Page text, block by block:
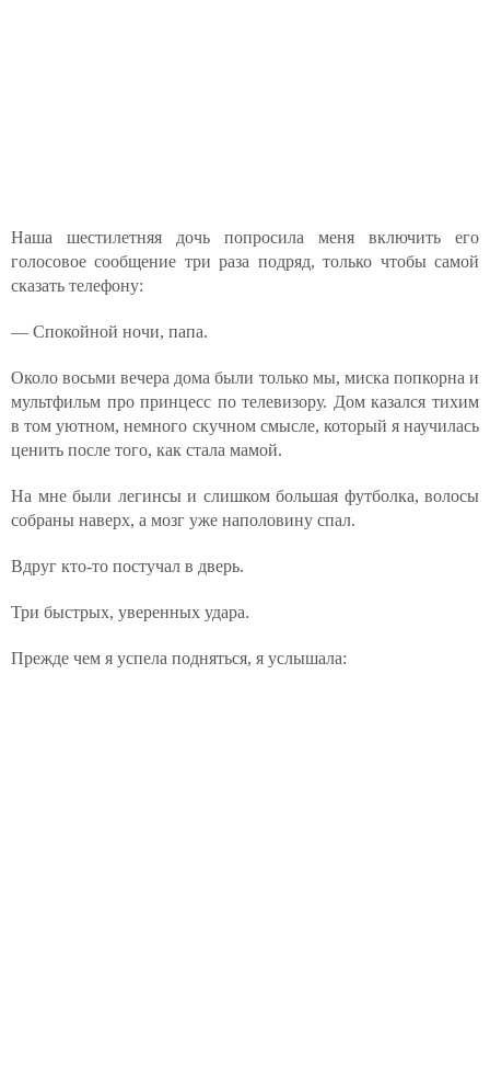
Наша шестилетняя дочь попросила меня включить его
голосовое сообщение три раза подряд, только чтобы самой
сказать телефону:
— Спокойной ночи, папа.
Около восьми вечера дома были только мы, миска попкорна и
мультфильм про принцесс по телевизору. Дом казался тихим
в том уютном, немного скучном смысле, который я научилась
ценить после того, как стала мамой.
На мне были легинсы и слишком большая футболка, волосы
собраны наверх, а мозг уже наполовину спал.
Вдруг кто-то постучал в дверь.
Три быстрых, уверенных удара.
Прежде чем я успела подняться, я услышала: